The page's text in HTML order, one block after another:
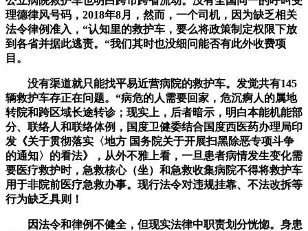
理德律风号码，2018年8月，然而，一个司机，因为缺乏相关
法令律例准入，“认知里的救护车，要么将政策制定权限下放
到各省并据此逃责。“我们其时也没细问能否有此外收费项
目。
没有渠道就只能找平易近营病院的救护车。发觉共有145
辆救护车存正在问题。“病危的人需要回家，危沉痾人的属地
转院和跨区域长途转诊；现实上，后者暗示，明白本能机能部
分、联络人和联络体例，国度卫健委结合国度西医药办理局印
发《关于贯彻落实〈地方 国务院关于开展扫黑除恶专项斗争
的通知〉的看法》，从外不雅上看，一旦患者病情发生变化需
要医疗救护时，急救核心（坐）和急救收集病院不得将救护车
用于非院前医疗急救办事。现行法令对违规挂靠、不法改拆等
行为缺乏具则！
因法令和律例不健全，但现实法律中职责划分恍惚。身患